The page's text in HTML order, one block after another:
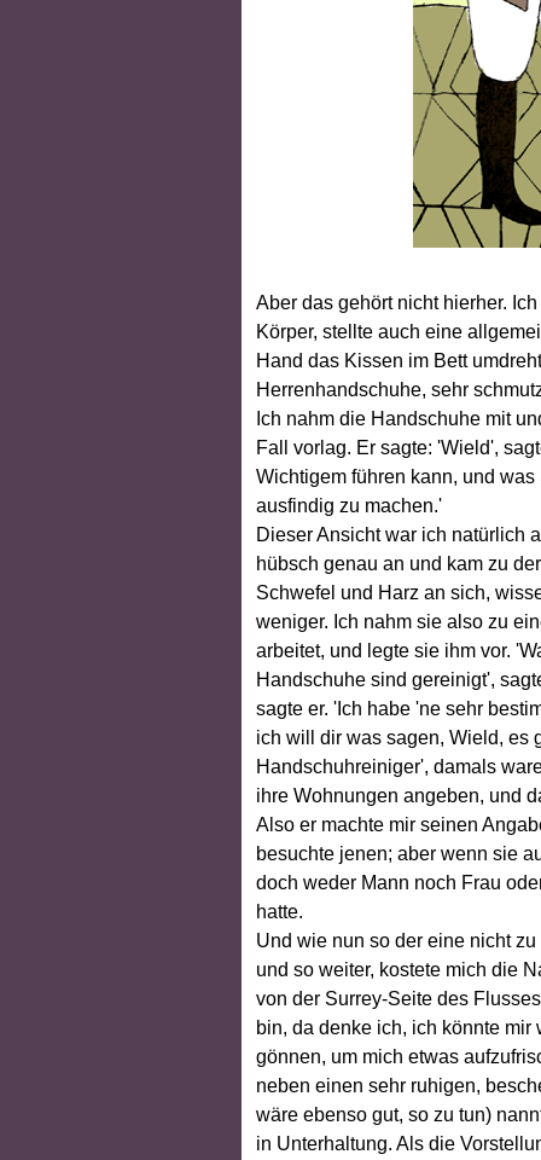
Aber das gehört nicht hierher.
Körper, stellte auch eine
Hand das Kissen im Bett
Herrenhandschuhe, sehr
Ich nahm die Handschuhe mit
Fall vorlag. Er sagte: 'Wield',
Wichtigem führen kann, und
ausfindig zu machen.'
Dieser Ansicht war ich natürlich
hübsch genau an und kam zu
Schwefel und Harz an sich,
weniger. Ich nahm sie also zu
arbeitet, und legte sie ihm vor.
Handschuhe sind gereinigt',
sagte er. 'Ich habe 'ne sehr
ich will dir was sagen, Wield, es
Handschuhreiniger', damals
ihre Wohnungen angeben, und
Also er machte mir seinen
besuchte jenen; aber wenn sie
doch weder Mann noch Frau
hatte.
Und wie nun so der eine nicht
und so weiter, kostete mich die
von der Surrey-Seite des
bin, da denke ich, ich könnte
gönnen, um mich etwas
neben einen sehr ruhigen,
wäre ebenso gut, so zu tun)
in Unterhaltung. Als die